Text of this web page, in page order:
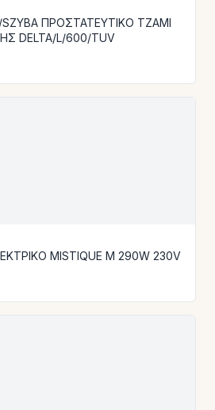
SZYBA ΠΡΟΣΤΑΤΕΥΤΙΚΟ ΤΖΑΜΙ
DELTA/L/600/TUV
3D ΤΖΑΚΙ ΑΤΜΟΥ ΗΛΕΚΤΡΙΚΟ MISTΙQUE M 290W 230V